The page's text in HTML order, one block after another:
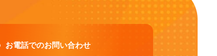
お電話でのお問い合わせ